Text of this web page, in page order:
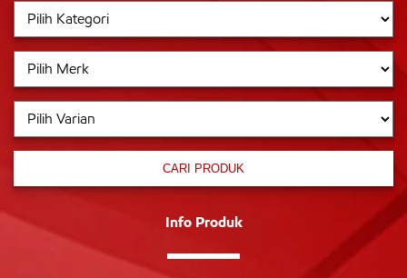
CARI PRODUK
Info Produk